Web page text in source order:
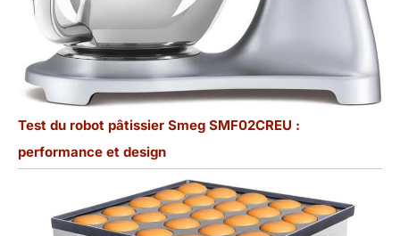
Test du robot pâtissier Smeg SMF02CREU :
performance et design